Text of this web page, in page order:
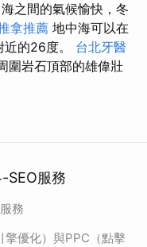
之間的氣候愉快，冬
拿推薦 地中海可以在
近的26度。 台北牙醫
圍岩石頂部的雄偉壯
SEO服務
務
擎優化）與PPC（點擊